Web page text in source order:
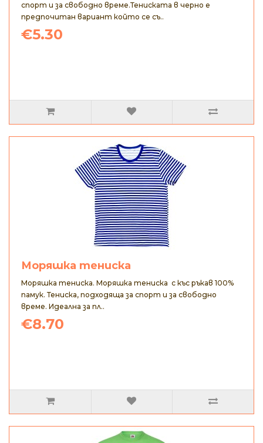
спорт и за свободно време.Тениската в черно е
предпочитан вариант който се съ..
€5.30
Моряшка тениска
Моряшка тениска. Моряшка тениска с къс ръкав 100%
памук. Тениска, подходяща за спорт и за свободно
време. Идеална за пл..
€8.70